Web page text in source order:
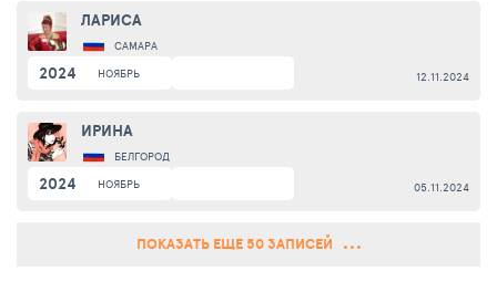
ЛАРИСА
САМАРА
2024 НОЯБРЬ 12.11.2024
ИРИНА
БЕЛГОРОД
2024 НОЯБРЬ 05.11.2024
ПОКАЗАТЬ ЕЩЕ 50 ЗАПИСЕЙ